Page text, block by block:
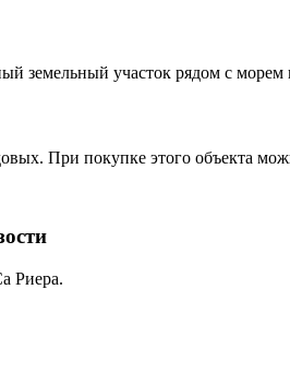
земельный участок рядом с
При покупке этого объекта
Риера.